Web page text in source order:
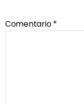
Comentario*